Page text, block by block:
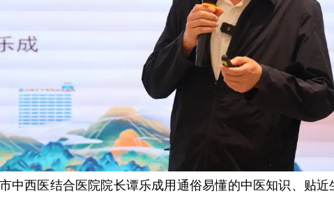
医结合医院院长谭乐成用通俗易懂的中医知识、贴近